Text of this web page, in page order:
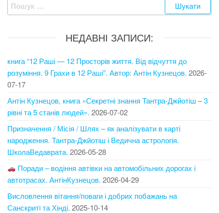
НЕДАВНІ ЗАПИСИ:
книга “12 Раші — 12 Просторів життя. Від відчуття до
розуміння. 9 Грахи в 12 Раші”. Автор: Антін Кузнецов. 2026-
07-17
Антін Кузнецов, книга «Секретні знання Тантра-Джйотіш – 3
рівні та 5 станів людей». 2026-07-02
Призначення / Місія / Шлях – як аналізувати в карті
народження. Тантра-Джйотіш і Ведична астрологія.
ШколаВедаврата. 2026-05-28
Поради – водіння автівки на автомобільних дорогах і
автотрасах. АнтінКузнецов. 2026-04-29
Висловлення вітання/поваги і добрих побажань на
Санскриті та Хінді. 2025-10-14